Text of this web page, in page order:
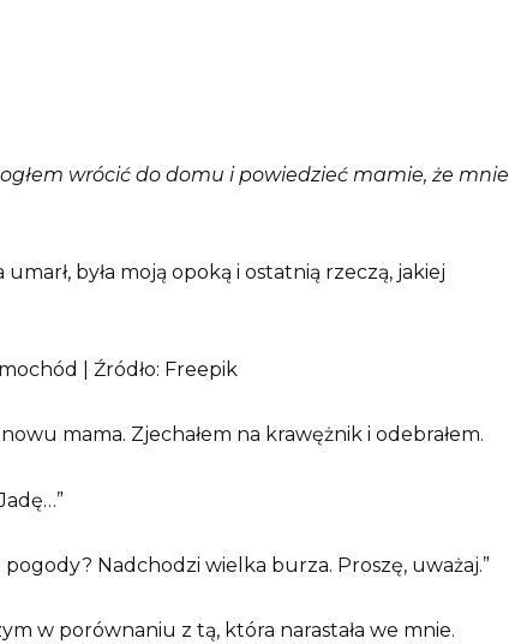
wrócić do domu i powiedzieć mamie, że mnie
była moją opoką i ostatnią rzeczą, jakiej
| Źródło: Freepik
mama. Zjechałem na krawężnik i odebrałem.
pogody? Nadchodzi wielka burza. Proszę, uważaj.”
w porównaniu z tą, która narastała we mnie.